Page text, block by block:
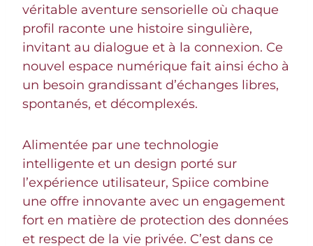
véritable aventure sensorielle où chaque
profil raconte une histoire singulière,
invitant au dialogue et à la connexion. Ce
nouvel espace numérique fait ainsi écho à
un besoin grandissant d’échanges libres,
spontanés, et décomplexés.
Alimentée par une technologie
intelligente et un design porté sur
l’expérience utilisateur, Spiice combine
une offre innovante avec un engagement
fort en matière de protection des données
et respect de la vie privée. C’est dans ce